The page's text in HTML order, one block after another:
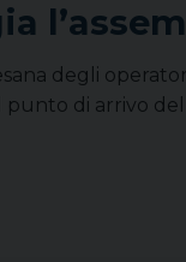
degli
di arrivo